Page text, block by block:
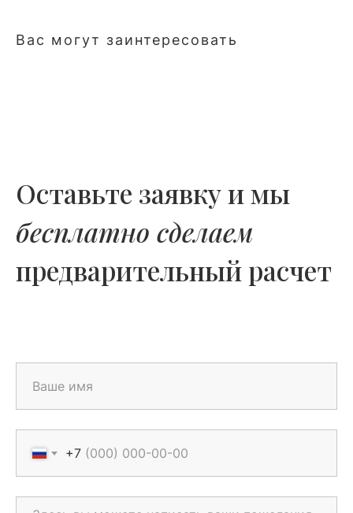
Вас могут заинтересовать
Оставьте заявку и мы
бесплатно сделаем
предварительный расчет
+7